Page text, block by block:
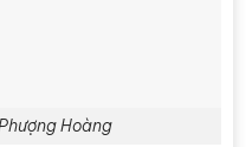
Hoàng